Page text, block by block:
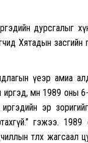
дурсгалыг
Хятадын
үеэр амиа
иргэд, мөн 1989
эр
гэжээ. 1989
төлөөх жагсаал